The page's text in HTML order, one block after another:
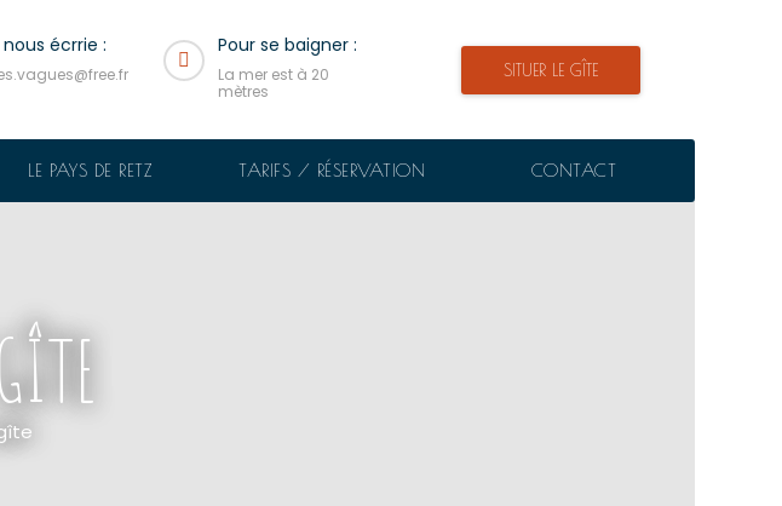
nous écrrie : Pour se baigner :
La mer est à 20
mètres
SITUER LE GÎTE
LE PAYS DE RETZ TARIFS / RÉSERVATION CONTACT